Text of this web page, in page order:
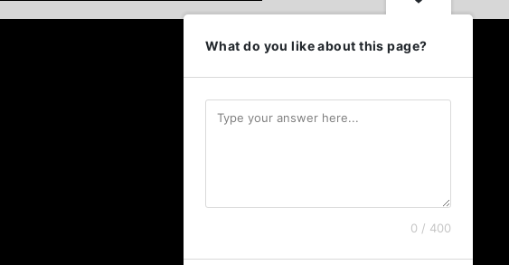
What do you like about this page?
0 / 400